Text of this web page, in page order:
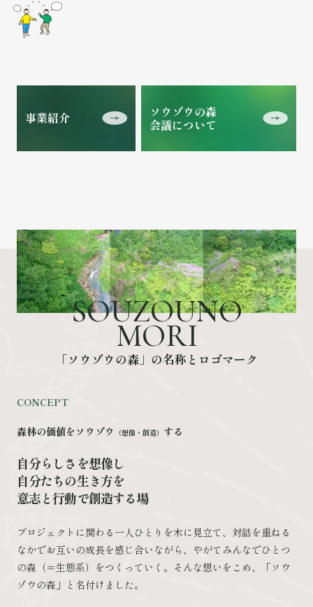
事業紹介 ソウゾウの森
会議について
SOUZOUNO
MORI
「ソ ウ ゾウの森」 の名称 と ロ ゴマーク
CONCEPT
森林の価値をソウゾウ （想像・創造） する
自分らしさを想像し
自分たちの生き方を
意志と行動で創造する場
プロジェクトに関わる一人ひとりを木に見立て、対話を重ねる
なかでお互いの成長を感じ合いながら、やがてみんなでひとつ
の森（＝生態系）をつくっていく。そんな想いをこめ、「ソウ
ゾウの森」と名付けました。